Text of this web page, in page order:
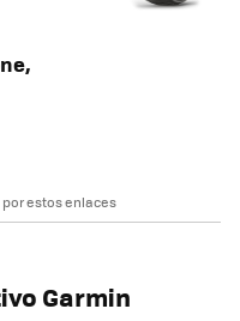
por estos enlaces
Garmin